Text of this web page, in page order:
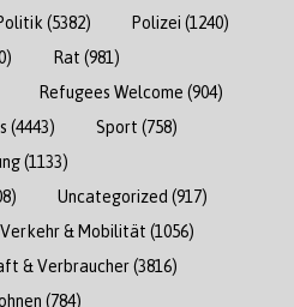
(5382) Polizei (1240)
Rat (981)
Refugees Welcome (904)
(4443) Sport (758)
(1133)
Uncategorized (917)
Verkehr & Mobilität (1056)
& Verbraucher(3816)
(784)